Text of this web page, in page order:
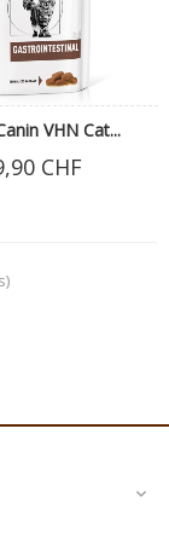
VHN Cat...
CHF
